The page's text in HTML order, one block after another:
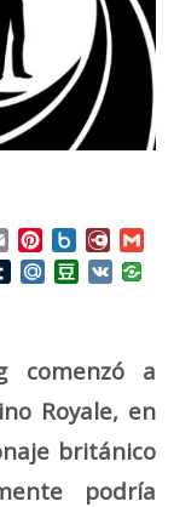
EmailPinterest
Box.net
TumblrMail.RuDouban
VK
comenzó a
Royale, en
británico
podría